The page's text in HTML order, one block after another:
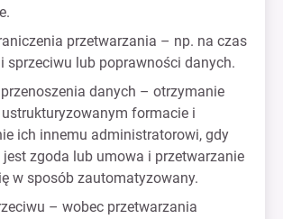
przetwarzania – np. na czas
sprzeciwu lub poprawności danych.
danych – otrzymanie
formacie i
ich innemu administratorowi, gdy
zgoda lub umowa i przetwarzanie
w sposób zautomatyzowany.
– wobec przetwarzania